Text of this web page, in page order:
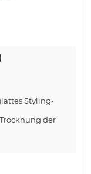
Styling-
der